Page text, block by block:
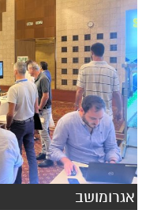
אגרומושב